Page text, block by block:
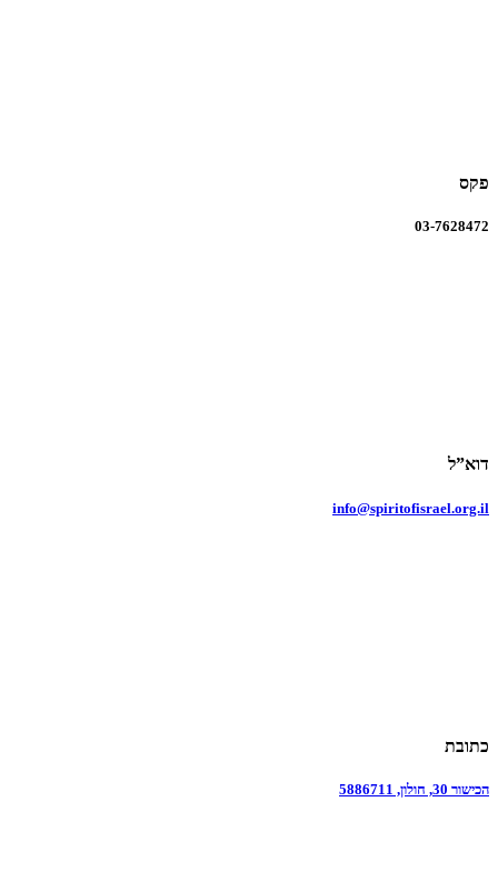
פקס
03-7628472
דוא”ל
info@spiritofisrael.org.il
כתובת
הכישור 30, חולון, 5886711